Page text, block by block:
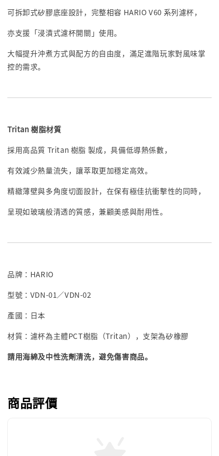
可拆卸式矽膠底座設計，完整相容 HARIO V60 系列濾杯，
亦支援「浸漬式濾杯開關」使用。
大幅提升沖煮方式與配方的自由度，滿足進階玩家對風味掌
控的需求。
Tritan 樹脂材質
採用高品質 Tritan 樹脂 製成，具備低導熱係數，
有效減少熱量流失，讓萃取更加穩定高效。
精緻薄壁與多角度切面設計，在保有極佳抗衝擊性的同時，
呈現如玻璃般清透的質感，兼顧美感與耐用性。
品牌：HARIO
型號：VDN-01／VDN-02
產國：日本
材質：濾杯為主體PCT樹脂（Tritan），支架為矽橡膠
請用海綿及中性洗劑清洗，避免傷害商品。
商品評價